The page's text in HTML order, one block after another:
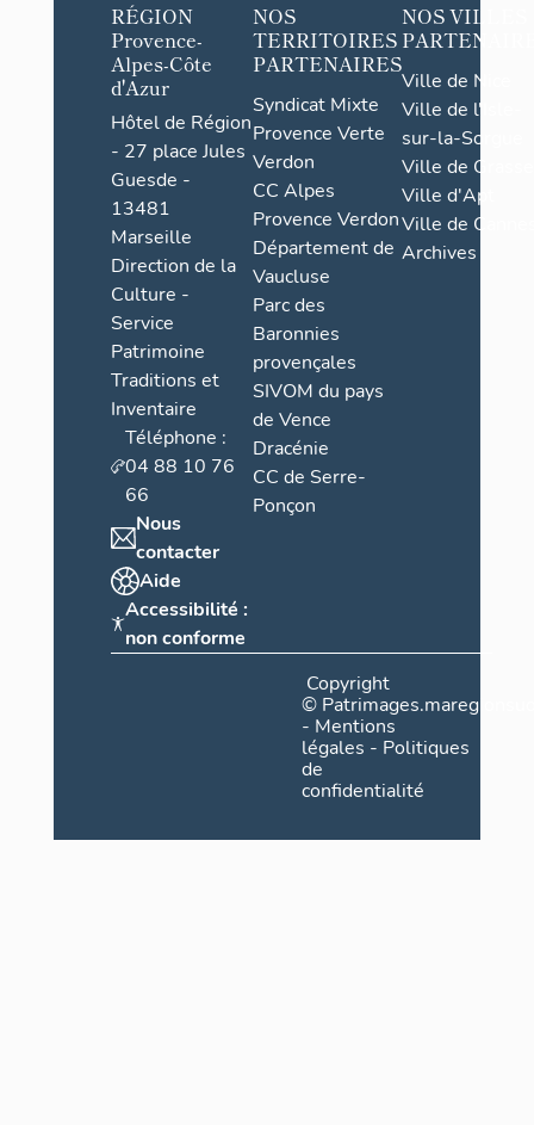
Tare :
Poids
RÉGION
Provence-
Alpes-Côte
d'Azur
Hôtel de Région
- 27 place Jules
Guesde -
13481
Marseille
Direction de la
Culture -
Service
Patrimoine
Traditions et
Inventaire
Téléphone :
04 88 10 76
66
Nous
contacter
Aide
Accessibilité :
non conforme
NOS
TERRITOIRES
PARTENAIRES
Syndicat Mixte
Provence Verte
Verdon
CC Alpes
Provence Verdon
Département de
Vaucluse
Parc des
Baronnies
provençales
SIVOM du pays
de Vence
Dracénie
CC de Serre-
Ponçon
NOS VILLES
Ville de Nice
Ville de l'Isle-
sur-la-Sorgue
Ville de Grasse
Ville d'Apt
Ville de
Archives
Copyright
©
- Mentions
légales - Politiques
de
confidentialité